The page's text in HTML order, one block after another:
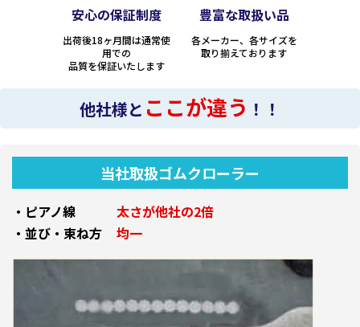
安心の保証制度
出荷後18ヶ月間は通常使
用での
品質を保証いたします
豊富な取扱い品
各メーカー、各サイズを
取り揃えております
他社様と ここが違う ！！
当社取扱ゴムクローラー
・ピアノ線
太さが他社の2倍
・並び・束ね方
均一